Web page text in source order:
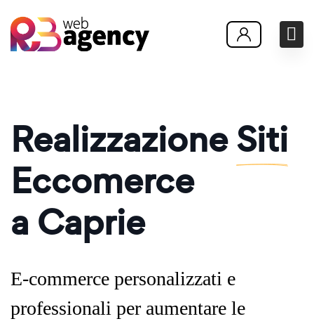
RealizzazioneSiti
Eccomerce
a Caprie
E-commerce personalizzati e
professionali per aumentare le